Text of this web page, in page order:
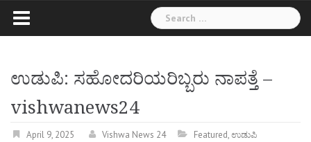
Search
for:
ಉಡುಪಿ: ಸಹೋದರಿಯರಿಬ್ಬರು ನಾಪತ್ತೆ –
vishwanews24
April 9, 2025 Vishwa News 24 Featured,ಉಡುಪಿ